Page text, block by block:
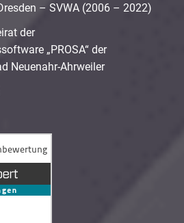
– SVWA (2006 – 2022)
der
„PROSA“ der
Neuenahr-Ahrweiler